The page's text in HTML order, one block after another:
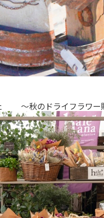
～秋のドライフラワー